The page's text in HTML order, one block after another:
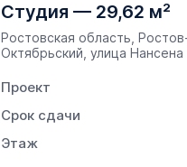
Студия — 29,62 м²
Ростовская область,
Октябрьский, улица Нансена
Проект
Срок сдачи
Этаж